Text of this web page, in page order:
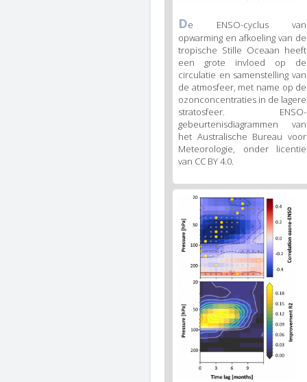
Figure
2
caption
(legend)
De ENSO-cyclus van
opwarming en afkoeling van de
tropische Stille Oceaan heeft
een grote invloed op de
circulatie en samenstelling van
de atmosfeer, met name op de
ozonconcentraties in de lagere
stratosfeer. ENSO-
gebeurtenisdiagrammen van
het Australische Bureau voor
Meteorologie, onder licentie
van CC BY 4.0.
Figure
3
body
text